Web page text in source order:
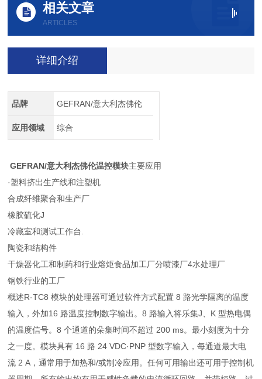
相关文章
ARTICLES
详细介绍
品牌 GEFRAN/意大利杰佛伦
应用领域 综合
GEFRAN/意大利杰佛伦温控模块主要应用
·塑料挤出生产线和注塑机
合成纤维聚合和生产厂
橡胶硫化J
冷藏室和测试工作台.
陶瓷和结构件
干燥器化工和制药和行业熔炬食品加工厂分喷漆厂4水处理厂
钢铁行业的工厂
概述R-TC8 模块的处理器可通过软件方式配置 8 路光学隔离的温度
输入，外加16 路温度控制数字输出。8 路输入将乐集J、K 型热电偶
的温度信号。8 个通道的朵集时间不超过 200 ms。最小刻度为十分
之一度。模块具有 16 路 24 VDC·PNP 型数字输入，每通道最大电
流 2 A，通常用于加热和/或制冷应用。任何可用输出还可用于控制机